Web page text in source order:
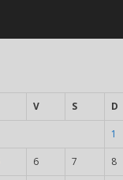
V S D
1
6 7 8